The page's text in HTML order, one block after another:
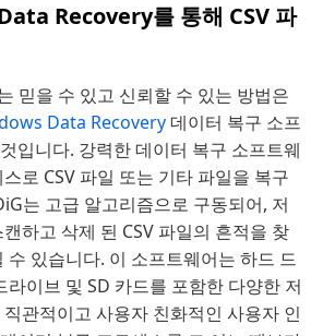
Recovery를 통해 CSV 파
믿을 수 있고 신뢰할 수 있는 방법은
Data Recovery데이터 복구 소프
입니다. 강력한 데이터 복구 소프트웨
로 CSV 파일 또는 기타 파일을 복구
는 고급 알고리즘으로 구동되어, 저
하고 삭제 된 CSV 파일의 흔적을 찾
수 있습니다. 이 소프트웨어는 하드 드
라이브 및 SD 카드를 포함한 다양한 저
관적이고 사용자 친화적인 사용자 인